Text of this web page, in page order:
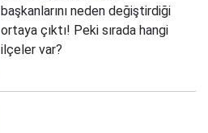
başkanlarını neden değiştirdiği
ortaya çıktı! Peki sırada hangi
ilçeler var?